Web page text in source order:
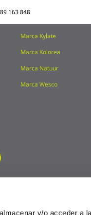
y/o acceder a la
163 848
Marca Kylate
Marca Kolorea
Marca Natuur
Marca Wesco